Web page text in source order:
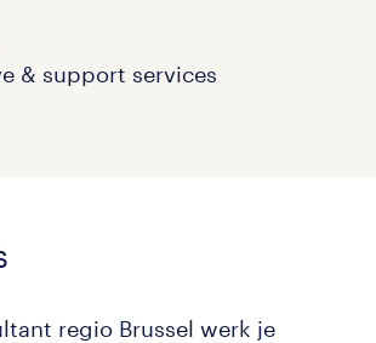
& support services
regio Brussel werk je